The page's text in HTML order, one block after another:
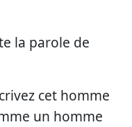
la parole de
cet homme
un homme